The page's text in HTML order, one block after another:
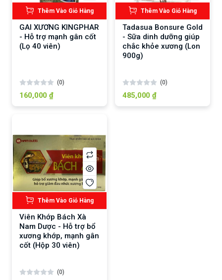
Thêm Vào Giỏ Hàng
GAI XƯƠNG KINGPHAR
- Hỗ trợ mạnh gân cốt
(Lọ 40 viên)
(0)
160,000 ₫
Thêm Vào Giỏ Hàng
Tadasua Bonsure Gold
- Sữa dinh dưỡng giúp
chắc khỏe xương (Lon
900g)
(0)
485,000 ₫
Thêm Vào Giỏ Hàng
Viên Khớp Bách Xà
Nam Dược - Hỗ trợ bổ
xương khớp, mạnh gân
cốt (Hộp 30 viên)
(0)